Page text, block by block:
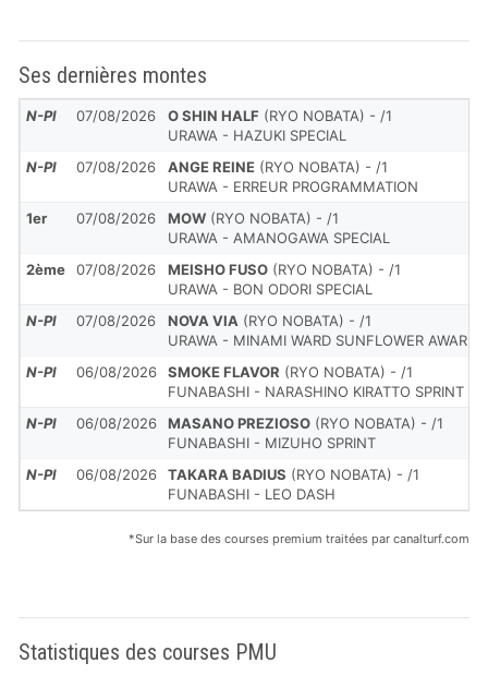
Ses dernières montes
N-Pl 07/08/2026 O SHIN HALF (RYO NOBATA) - /1
URAWA - HAZUKI SPECIAL
N-Pl
07/08/2026 ANGE REINE (RYO NOBATA) - /1
URAWA - ERREUR PROGRAMMATION
1er
07/08/2026 MOW (RYO NOBATA) - /1
URAWA - AMANOGAWA SPECIAL
2ème
07/08/2026 MEISHO FUSO (RYO NOBATA) - /1
URAWA - BON ODORI SPECIAL
N-Pl
07/08/2026 NOVA VIA (RYO NOBATA) - /1
URAWA - MINAMI WARD SUNFLOWER AWARD
N-Pl
06/08/2026 SMOKE FLAVOR (RYO NOBATA) - /1
FUNABASHI - NARASHINO KIRATTO SPRINT
N-Pl
06/08/2026 MASANO PREZIOSO (RYO NOBATA) - /1
FUNABASHI - MIZUHO SPRINT
N-Pl
06/08/2026 TAKARA BADIUS (RYO NOBATA) - /1
FUNABASHI - LEO DASH
*Sur la base des courses premium traitées par canalturf.com
Statistiques des courses PMU